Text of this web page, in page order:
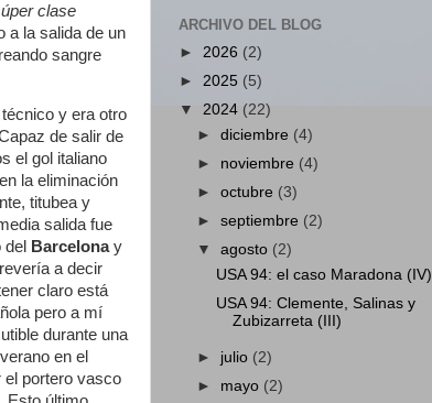
clase
a la salida de un
sangre
y era otro
de salir de
el gol italiano
la eliminación
titubea y
salida fue
Barcelonay
a decir
claro está
pero a mí
durante una
en el
el portero vasco
ARCHIVO DEL BLOG
► 2026 (2)
► 2025 (5)
▼ 2024 (22)
►diciembre (4)
► noviembre (4)
►octubre (3)
►septiembre (2)
▼agosto (2)
USA 94: el caso Maradona (IV)
USA 94: Clemente, Salinas y
Zubizarreta (III)
► julio (2)
► mayo (2)